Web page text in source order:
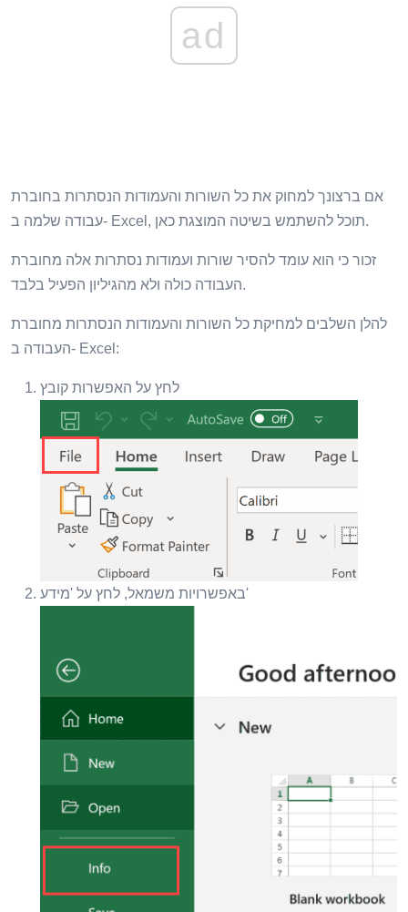
ad
אם ברצונך למחוק את כל השורות והעמודות הנסתרות בחוברת
עבודה שלמה ב- Excel, תוכל להשתמש בשיטה המוצגת כאן.
זכור כי הוא עומד להסיר שורות ועמודות נסתרות אלה מחוברת
העבודה כולה ולא מהגיליון הפעיל בלבד.
להלן השלבים למחיקת כל השורות והעמודות הנסתרות מחוברת
העבודה ב- Excel:
לחץ על האפשרות קובץ
באפשרויות משמאל, לחץ על 'מידע'